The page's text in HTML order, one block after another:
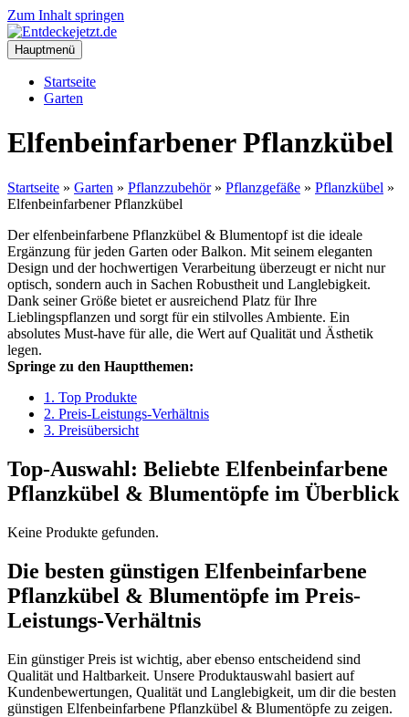
Zum Inhalt springen
Hauptmenü
Startseite
Garten
Elfenbeinfarbener Pflanzkübel
Startseite » Garten » Pflanzzubehör» Pflanzgefäße » Pflanzkübel »
Elfenbeinfarbener Pflanzkübel
Der elfenbeinfarbene Pflanzkübel & Blumentopf ist die ideale
Ergänzung für jeden Garten oder Balkon. Mit seinem eleganten
Design und der hochwertigen Verarbeitung überzeugt er nicht nur
optisch, sondern auch in Sachen Robustheit und Langlebigkeit.
Dank seiner Größe bietet er ausreichend Platz für Ihre
Lieblingspflanzen und sorgt für ein stilvolles Ambiente. Ein
absolutes Must-have für alle, die Wert auf Qualität und Ästhetik
legen.
Springe zu den Hauptthemen:
1. Top Produkte
2. Preis-Leistungs-Verhältnis
3. Preisübersicht
Top-Auswahl: Beliebte Elfenbeinfarbene
Pflanzkübel & Blumentöpfe im Überblick
Keine Produkte gefunden.
Die besten günstigen Elfenbeinfarbene
Pflanzkübel & Blumentöpfe im Preis-
Leistungs-Verhältnis
Ein günstiger Preis ist wichtig, aber ebenso entscheidend sind
Qualität und Haltbarkeit. Unsere Produktauswahl basiert auf
Kundenbewertungen, Qualität und Langlebigkeit, um dir die besten
günstigen Elfenbeinfarbene Pflanzkübel & Blumentöpfe zu zeigen.